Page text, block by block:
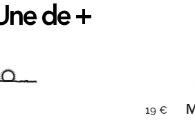
de +
19 €